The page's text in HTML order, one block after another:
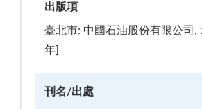
出版項
臺北市: 中國石油股份有限公司,
年]
刊名/出處